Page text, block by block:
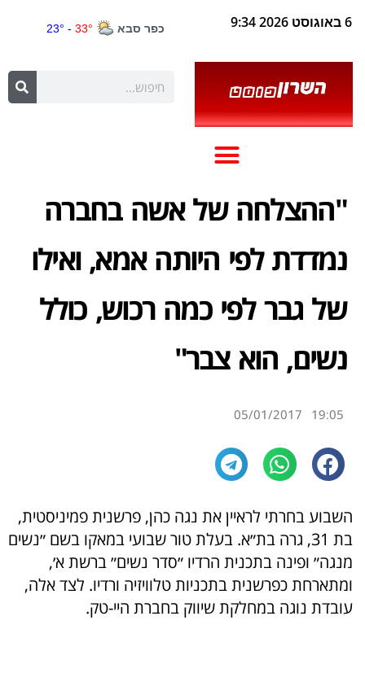
6 באוגוסט 2026 9:34
"ההצלחה של אשה בחברה
נמדדת לפי היותה אמא, ואילו
של גבר לפי כמה רכוש, כולל
נשים, הוא צבר"
19:05
05/01/2017
השבוע בחרתי לראיין את נגה כהן, פרשנית פמיניסטית,
בת 31, גרה בת״א. בעלת טור שבועי במאקו בשם ״נשים
מנגה״ ופינה בתכנית הרדיו ״סדר נשים״ ברשת א׳,
ומתארחת כפרשנית בתכניות טלוויזיה ורדיו. לצד אלה,
עובדת נוגה במחלקת שיווק בחברת היי-טק.